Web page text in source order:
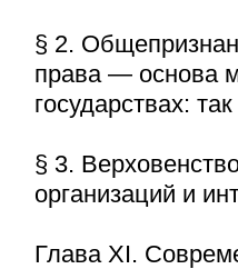
§ 2.
права — основа
государствах:
§ 3.
организаций и
Глава XI.